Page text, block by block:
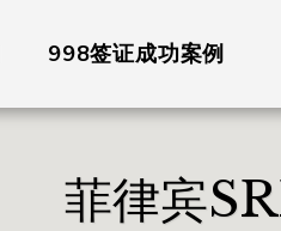
998签证成功案例
菲律宾